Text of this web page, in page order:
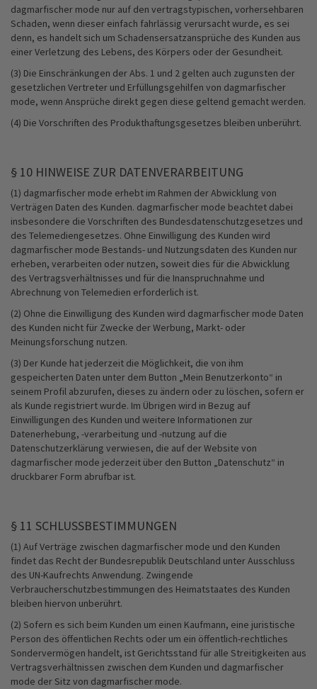
dagmarfischer mode nur auf den vertragstypischen, vorhersehbaren
Schaden, wenn dieser einfach fahrlässig verursacht wurde, es sei
denn, es handelt sich um Schadensersatzansprüche des Kunden aus
einer Verletzung des Lebens, des Körpers oder der Gesundheit.
(3) Die Einschränkungen der Abs. 1 und 2 gelten auch zugunsten der
gesetzlichen Vertreter und Erfüllungsgehilfen von dagmarfischer
mode, wenn Ansprüche direkt gegen diese geltend gemacht werden.
(4) Die Vorschriften des Produkthaftungsgesetzes bleiben unberührt.
§ 10 HINWEISE ZUR DATENVERARBEITUNG
(1) dagmarfischer mode erhebt im Rahmen der Abwicklung von
Verträgen Daten des Kunden. dagmarfischer mode beachtet dabei
insbesondere die Vorschriften des Bundesdatenschutzgesetzes und
des Telemediengesetzes. Ohne Einwilligung des Kunden wird
dagmarfischer mode Bestands- und Nutzungsdaten des Kunden nur
erheben, verarbeiten oder nutzen, soweit dies für die Abwicklung
des Vertragsverhältnisses und für die Inanspruchnahme und
Abrechnung von Telemedien erforderlich ist.
(2) Ohne die Einwilligung des Kunden wird dagmarfischer mode Daten
des Kunden nicht für Zwecke der Werbung, Markt- oder
Meinungsforschung nutzen.
(3) Der Kunde hat jederzeit die Möglichkeit, die von ihm
gespeicherten Daten unter dem Button „Mein Benutzerkonto“ in
seinem Profil abzurufen, dieses zu ändern oder zu löschen, sofern er
als Kunde registriert wurde. Im Übrigen wird in Bezug auf
Einwilligungen des Kunden und weitere Informationen zur
Datenerhebung, -verarbeitung und -nutzung auf die
Datenschutzerklärung verwiesen, die auf der Website von
dagmarfischer mode jederzeit über den Button „Datenschutz“ in
druckbarer Form abrufbar ist.
§ 11 SCHLUSSBESTIMMUNGEN
(1) Auf Verträge zwischen dagmarfischer mode und den Kunden
findet das Recht der Bundesrepublik Deutschland unter Ausschluss
des UN-Kaufrechts Anwendung. Zwingende
Verbraucherschutzbestimmungen des Heimatstaates des Kunden
bleiben hiervon unberührt.
(2) Sofern es sich beim Kunden um einen Kaufmann, eine juristische
Person des öffentlichen Rechts oder um ein öffentlich-rechtliches
Sondervermögen handelt, ist Gerichtsstand für alle Streitigkeiten aus
Vertragsverhältnissen zwischen dem Kunden und dagmarfischer
mode der Sitz von dagmarfischer mode.